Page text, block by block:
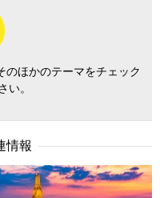
のほかのテーマをチェック
い。
情報